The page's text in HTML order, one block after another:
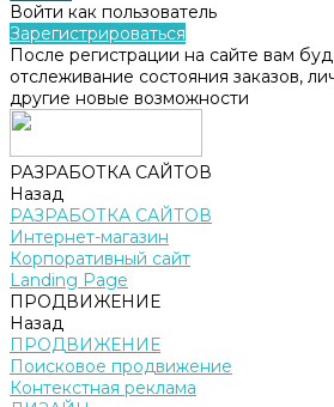
Войти как пользователь
Зарегистрироваться
После регистрации на сайте вам
отслеживание состояния заказов,
другие новые возможности
РАЗРАБОТКА САЙТОВ
Назад
РАЗРАБОТКА САЙТОВ
Интернет-магазин
Корпоративный сайт
Landing Page
ПРОДВИЖЕНИЕ
Назад
ПРОДВИЖЕНИЕ
Поисковое продвижение
Контекстная реклама